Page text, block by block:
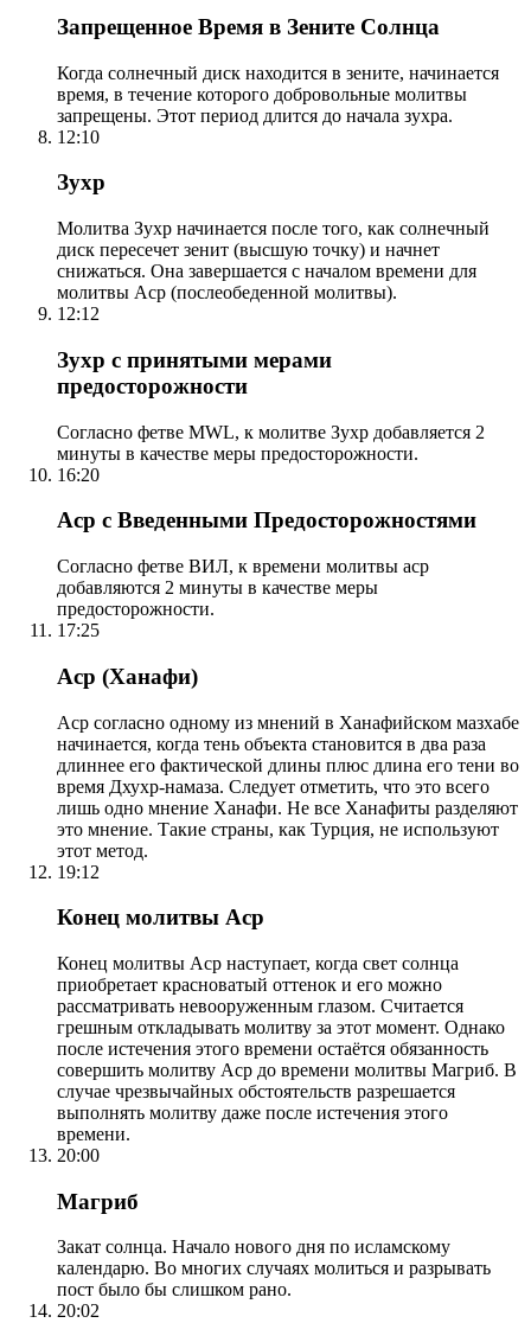
Запрещенное Время в Зените Солнца
Когда солнечный диск находится в зените, начинается
время, в течение которого добровольные молитвы
запрещены. Этот период длится до начала зухра.
12:10
Зухр
Молитва Зухр начинается после того, как солнечный
диск пересечет зенит (высшую точку) и начнет
снижаться. Она завершается с началом времени для
молитвы Аср (послеобеденной молитвы).
12:12
Зухр с принятыми мерами
предосторожности
Согласно фетве MWL, к молитве Зухр добавляется 2
минуты в качестве меры предосторожности.
16:20
Аср с Введенными Предосторожностями
Согласно фетве ВИЛ, к времени молитвы аср
добавляются 2 минуты в качестве меры
предосторожности.
17:25
Аср (Ханафи)
Аср согласно одному из мнений в Ханафийском мазхабе
начинается, когда тень объекта становится в два раза
длиннее его фактической длины плюс длина его тени во
время Дхухр-намаза. Следует отметить, что это всего
лишь одно мнение Ханафи. Не все Ханафиты разделяют
это мнение. Такие страны, как Турция, не используют
этот метод.
19:12
Конец молитвы Аср
Конец молитвы Аср наступает, когда свет солнца
приобретает красноватый оттенок и его можно
рассматривать невооруженным глазом. Считается
грешным откладывать молитву за этот момент. Однако
после истечения этого времени остаётся обязанность
совершить молитву Аср до времени молитвы Магриб. В
случае чрезвычайных обстоятельств разрешается
выполнять молитву даже после истечения этого
времени.
20:00
Магриб
Закат солнца. Начало нового дня по исламскому
календарю. Во многих случаях молиться и разрывать
пост было бы слишком рано.
20:02